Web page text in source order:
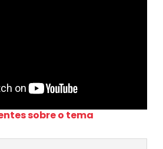
sobre o tema